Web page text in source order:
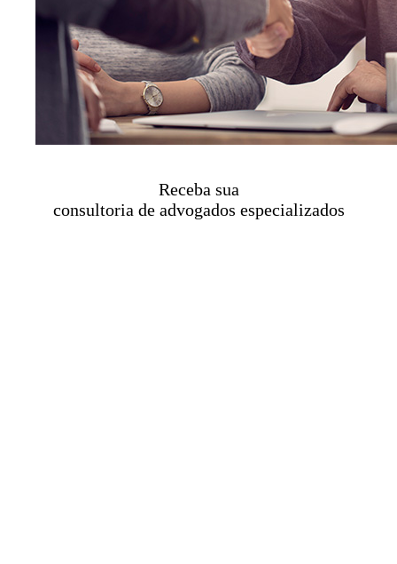
Receba sua
consultoria de advogados especializados